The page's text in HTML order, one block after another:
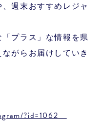
週末おすすめレジャ
プラス」な情報を県
がらお届けしていき
?id=1062